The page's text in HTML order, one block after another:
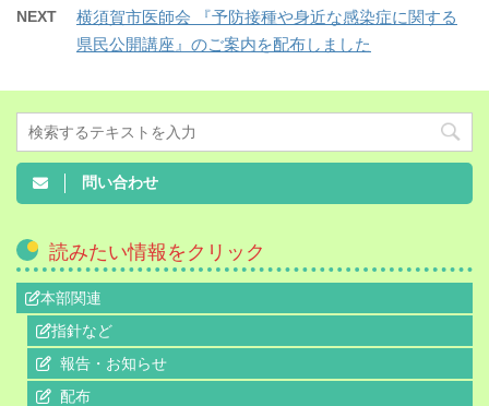
NEXT
横須賀市医師会 『予防接種や身近な感染症に関する
県民公開講座』のご案内を配布しました
問い合わせ
読みたい情報をクリック
本部関連
指針など
報告・お知らせ
配布